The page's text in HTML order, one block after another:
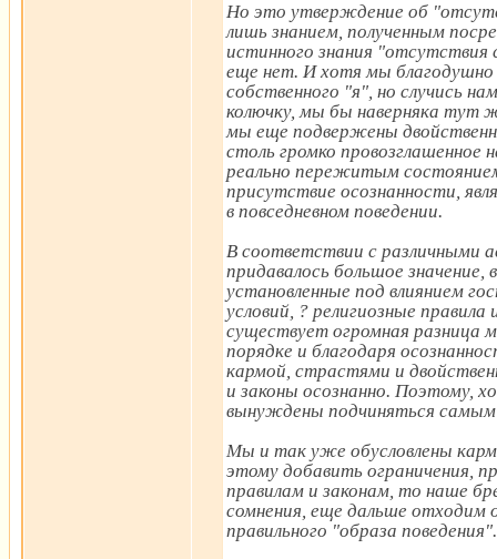
Но это утверждение об
лишь знанием, полученным
истинного знания "отсутствия
еще нет. И хотя мы
собственного "я", но случись
колючку, мы бы наверняка тут
мы еще подвержены
столь громко
реально пережитым
присутствие осознанности,
в повседневном поведении.
В соответствии с различными
придавалось большое значение,
установленные под влиянием
условий, ? религиозные
существует огромная разница
порядке и благодаря
кармой, страстями и
и законы осознанно. Поэтому,
вынуждены подчиняться
Мы и так уже обусловлены
этому добавить ограничения,
правилам и законам, то наше
сомнения, еще дальше отходим
правильного "образа поведения".